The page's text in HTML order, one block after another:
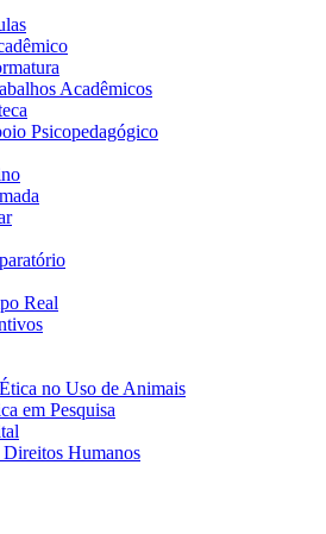
Acadêmicos
Psicopedagógico
Real
no Uso de Animais
em Pesquisa
Direitos Humanos